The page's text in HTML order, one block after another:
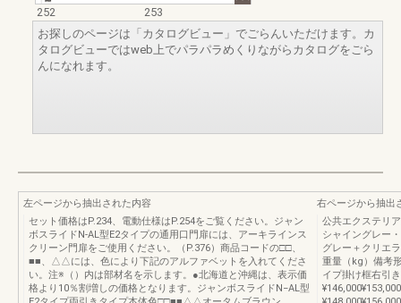
252
253
お探しのページは「カタログビュー」でごらんいただけます。カ
タログビューではweb上でパラパラめくりながらカタログをごら
んになれます。
左ページから抽出された内容
セット価格はP.234、電動仕様はP.254をご覧ください。ジャン
ボスライドN-AL型E2タイプの通用口門扉には、アーキラインス
クリーン門扉をご使用ください。（P.376）商品コードの□□、
■■、△△には、色により下記のアルファベットを入れてくださ
い。注※（）内は部材名を示します。●北海道と沖縄は、表示価
格より10％割増しの価格となります。ジャンボスライドN−AL型
右ページから抽出
公共エクステリ
シャイングレー
グレー＋クリエ
重量（kg）備考
イプ掛け框右引